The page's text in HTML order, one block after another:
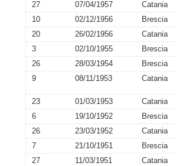
27
07/04/1957 Catania
10
02/12/1956 Brescia
20
26/02/1956 Catania
3
02/10/1955 Brescia
26
28/03/1954 Brescia
9
08/11/1953 Catania
23 01/03/1953 Catania
6
19/10/1952 Brescia
26
23/03/1952 Catania
7
21/10/1951 Brescia
27
11/03/1951 Catania